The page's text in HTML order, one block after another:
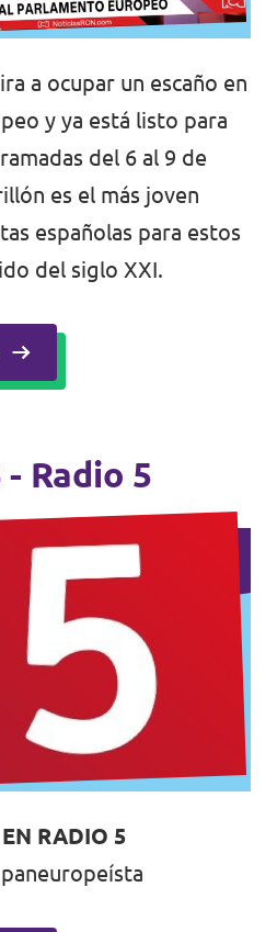
a ocupar un escaño en
y ya está listo para
del 6 al 9 de
es el más joven
españolas para estos
del siglo XXI.
Radio 5
RADIO 5